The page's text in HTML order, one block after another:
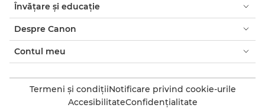
Învăţare şi educaţie
Despre Canon
Contul meu
Termeni şi condiţiiNotificare privind cookie-urile
AccesibilitateConfidenţialitate